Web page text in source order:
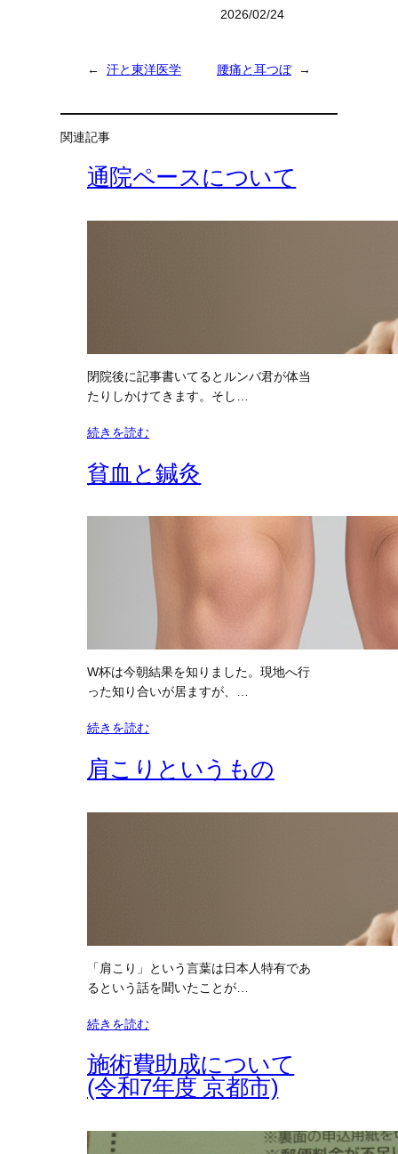
2026/02/24
← 汗と東洋医学 腰痛と耳つぼ →
関連記事
通院ペースについて
閉院後に記事書いてるとルンバ君が体当
たりしかけてきます。そし…
続きを読む
貧血と鍼灸
W杯は今朝結果を知りました。現地へ行
った知り合いが居ますが、…
続きを読む
肩こりというもの
「肩こり」という言葉は日本人特有であ
るという話を聞いたことが…
続きを読む
施術費助成について
(令和7年度 京都市)